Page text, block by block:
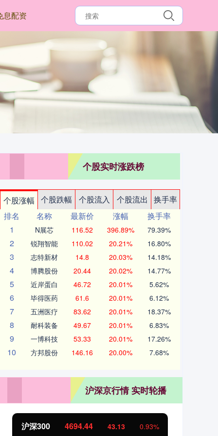
息配资
个股实时涨跌榜
个股涨幅 个股跌幅 个股流入 个股流出
换手率
排名
名称 最新价 涨幅
换手率
1
N展芯 116.52 396.89% 79.39%
2 锐翔智能 110.02 20.21% 16.80%
3 志特新材 14.8 20.03% 14.18%
4 博腾股份 20.44 20.02% 14.77%
5 近岸蛋白 46.72 20.01% 5.62%
6 毕得医药 61.6 20.01% 6.12%
7 五洲医疗 83.62 20.01% 18.37%
8 耐科装备 49.67 20.01% 6.83%
9 一博科技 53.33 20.01% 17.26%
10 方邦股份 146.16 20.00% 7.68%
沪深京行情 实时轮播
沪深300 4694.44 43.13 0.93%